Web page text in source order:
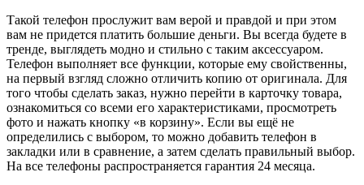
Такой телефон прослужит вам верой и правдой и при этом
вам не придется платить большие деньги. Вы всегда будете в
тренде, выглядеть модно и стильно с таким аксессуаром.
Телефон выполняет все функции, которые ему свойственны,
на первый взгляд сложно отличить копию от оригинала. Для
того чтобы сделать заказ, нужно перейти в карточку товара,
ознакомиться со всеми его характеристиками, просмотреть
фото и нажать кнопку «в корзину». Если вы ещё не
определились с выбором, то можно добавить телефон в
закладки или в сравнение, а затем сделать правильный выбор.
На все телефоны распространяется гарантия 24 месяца.